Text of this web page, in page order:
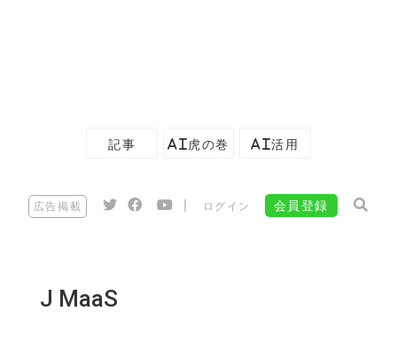
記事 AI虎の巻 AI活用
広告掲載 ログイン 会員登録
J MaaS